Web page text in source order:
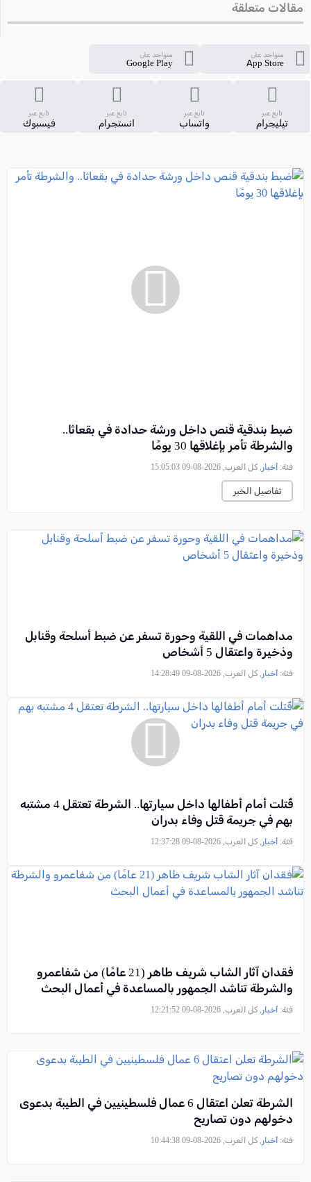
مقالات متعلقة
متواجد على
App Store
متواجد على
Google Play
تابع عبر
تيليجرام
تابع عبر
واتساب
تابع عبر
انستجرام
تابع عبر
فيسبوك
ضبط بندقية قنص داخل ورشة حدادة في بقعاثا..
والشرطة تأمر بإغلاقها 30 يومًا
فئة: أخبار , كل العرب, 2026-08-09 15:05:03
تفاصيل الخبر
مداهمات في اللقية وحورة تسفر عن ضبط أسلحة وقنابل
وذخيرة واعتقال 5 أشخاص
فئة: أخبار , كل العرب, 2026-08-09 14:28:49
قُتلت أمام أطفالها داخل سيارتها.. الشرطة تعتقل 4 مشتبه
بهم في جريمة قتل وفاء بدران
فئة: أخبار , كل العرب, 2026-08-09 12:37:28
فقدان آثار الشاب شريف طاهر (21 عامًا) من شفاعمرو
والشرطة تناشد الجمهور بالمساعدة في أعمال البحث
فئة: أخبار , كل العرب, 2026-08-09 12:21:52
الشرطة تعلن اعتقال 6 عمال فلسطينيين في الطيبة بدعوى
دخولهم دون تصاريح
فئة: أخبار , كل العرب, 2026-08-09 10:44:38